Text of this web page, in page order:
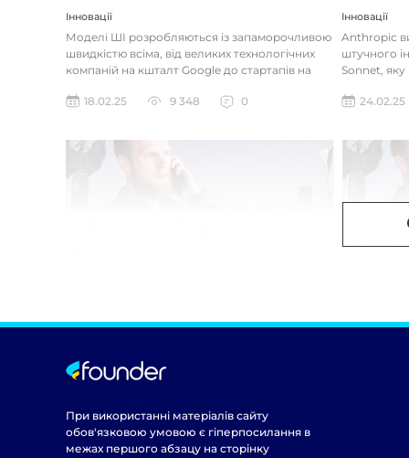
Інновації
Моделі ШІ розробляються із запаморочливою
швидкістю всіма, від великих технологічних
компаній на кшталт Google до стартапів на
18.02.25
9 348 0
Інновації
Anthropic
штучного
Sonnet,
24.02.25
При використанні матеріалів сайту
обов'язковою умовою є гіперпосилання в
межах першого абзацу на сторінку